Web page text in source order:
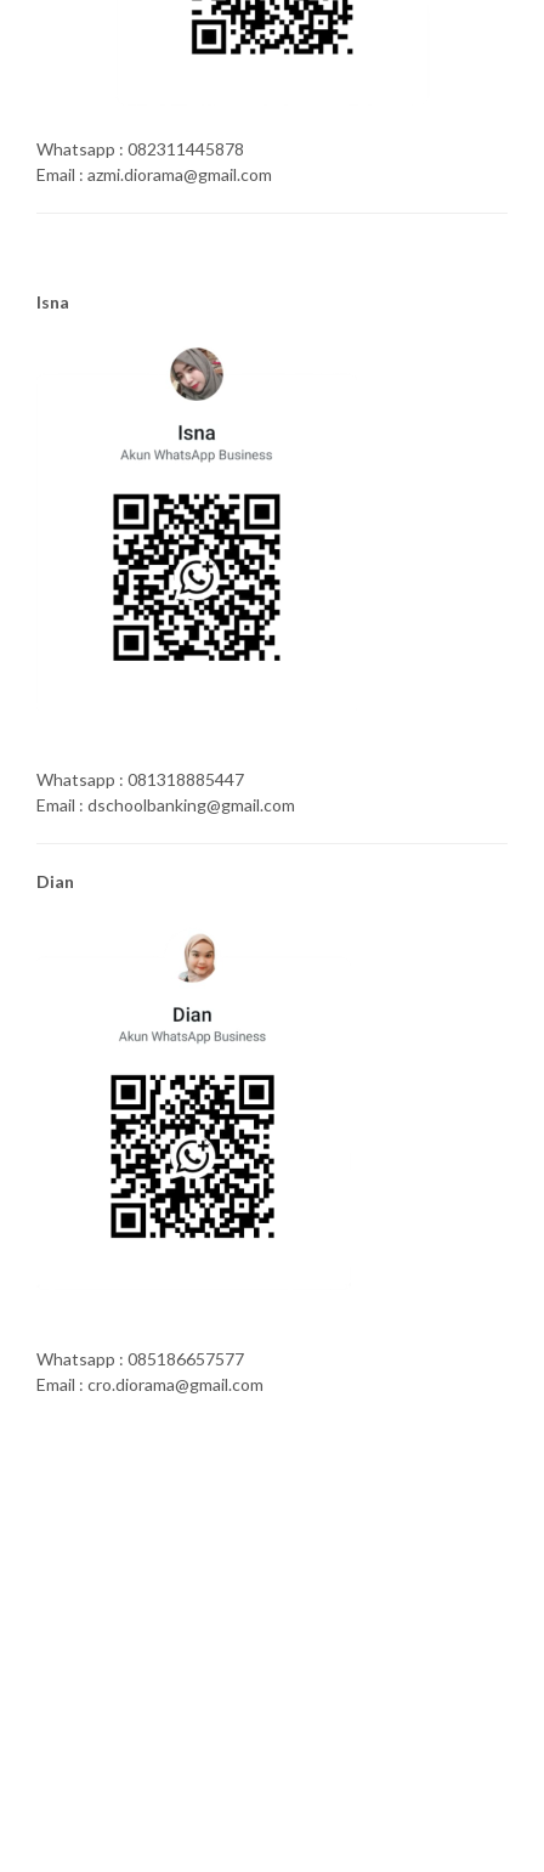
Whatsapp : 082311445878
Email : azmi.diorama@gmail.com
Isna
Whatsapp : 081318885447
Email : dschoolbanking@gmail.com
Dian
Whatsapp : 085186657577
Email : cro.diorama@gmail.com